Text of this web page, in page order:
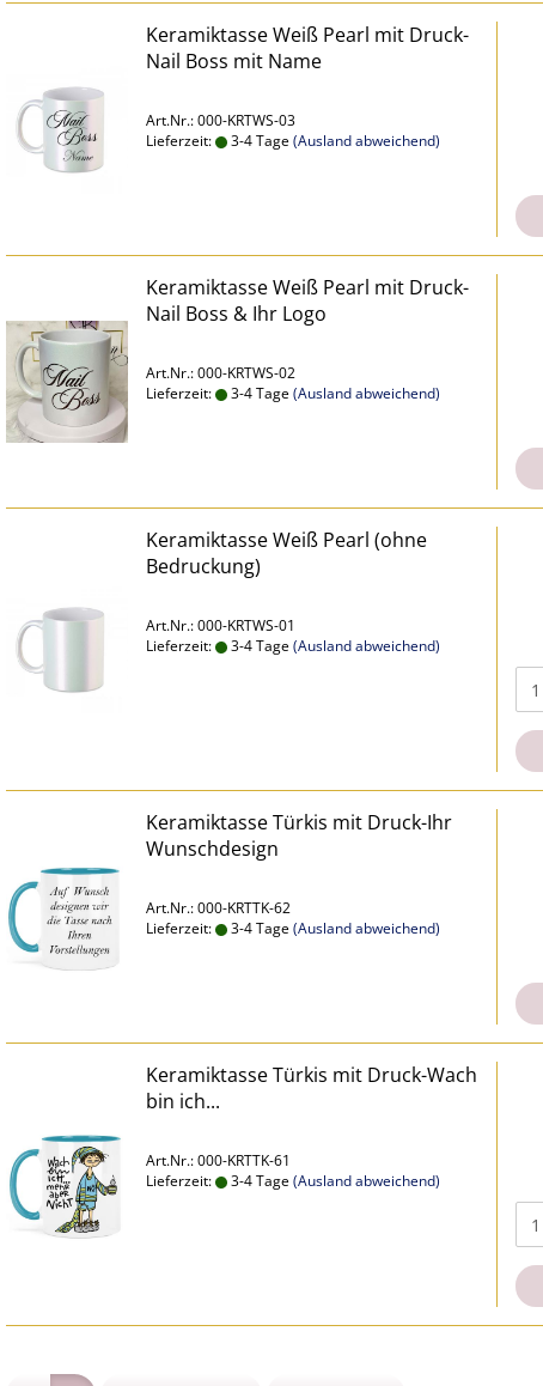
Keramiktasse Weiß Pearl mit Druck-
Nail Boss mit Name
Art.Nr.: 000-KRTWS-03
Lieferzeit:
3-4 Tage(Ausland abweichend)
Keramiktasse Weiß Pearl mit Druck-
Nail Boss & Ihr Logo
Art.Nr.: 000-KRTWS-02
Lieferzeit:
3-4 Tage(Ausland abweichend)
Keramiktasse Weiß Pearl (ohne
Bedruckung)
Art.Nr.: 000-KRTWS-01
Lieferzeit:
3-4 Tage(Ausland abweichend)
Keramiktasse Türkis mit Druck-Ihr
Wunschdesign
Art.Nr.: 000-KRTTK-62
Lieferzeit:
3-4 Tage(Ausland abweichend)
Keramiktasse Türkis mit Druck-Wach
bin ich...
Art.Nr.: 000-KRTTK-61
Lieferzeit:
3-4 Tage(Ausland abweichend)